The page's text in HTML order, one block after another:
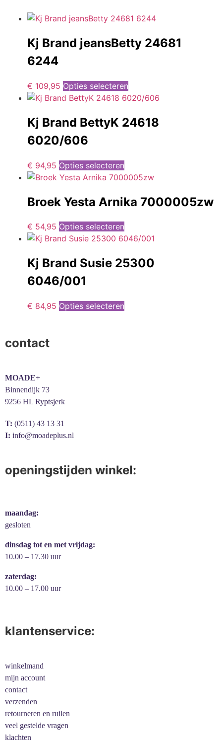
Kj Brand jeansBetty 24681
6244
€ 109,95 Opties selecteren
Kj Brand BettyK 24618
6020/606
€ 94,95 Opties selecteren
Broek Yesta Arnika 7000005zw
€ 54,95 Opties selecteren
Kj Brand Susie 25300
6046/001
€ 84,95 Opties selecteren
contact
MOADE+
Binnendijk 73
9256 HL Ryptsjerk
T: (0511) 43 13 31
I: info@moadeplus.nl
openingstijden winkel:
maandag:
gesloten
dinsdag tot en met vrijdag:
10.00 – 17.30 uur
zaterdag:
10.00 – 17.00 uur
klantenservice:
winkelmand
mijn account
contact
verzenden
retourneren en ruilen
veel gestelde vragen
klachten